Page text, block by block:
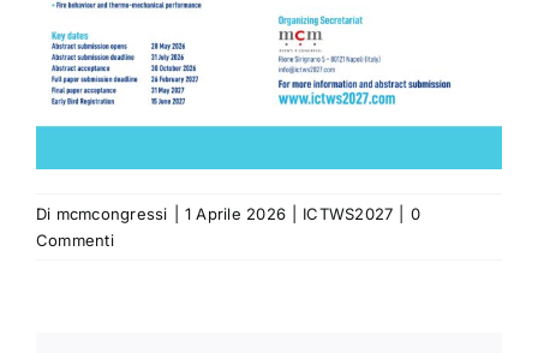
Di mcmcongressi 1 Aprile 2026 ICTWS2027
0
Commenti